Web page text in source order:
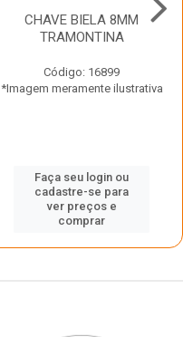
CHAVE BIELA 8MM
TRAMONTINA
Código: 16899
*Imagem meramente ilustrativa
Faça seu login ou
cadastre-se para
ver preços e
comprar